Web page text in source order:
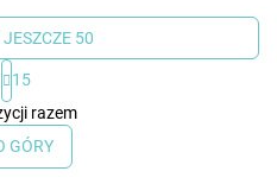
K
o
n
t
50
15
razem
GÓRY